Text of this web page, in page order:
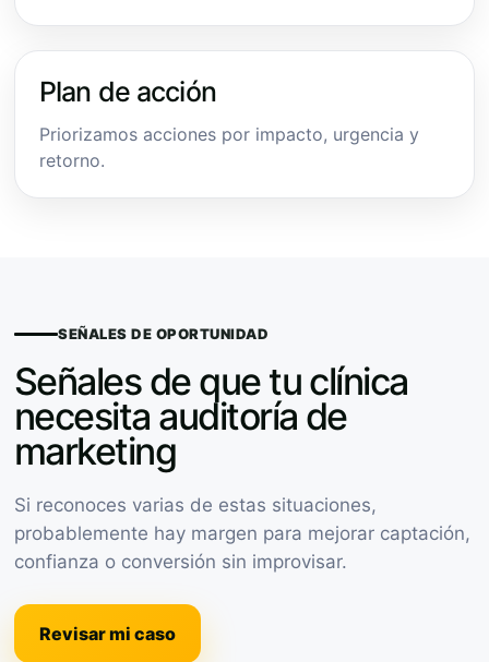
Plan de acción
Priorizamos acciones por impacto, urgencia y
retorno.
SEÑALES DE OPORTUNIDAD
Señales de que tu clínica
necesita auditoría de
marketing
Si reconoces varias de estas situaciones,
probablemente hay margen para mejorar captación,
confianza o conversión sin improvisar.
Revisar mi caso